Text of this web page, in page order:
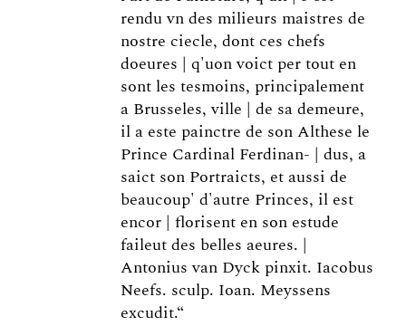
rendu vn des milieurs maistres de
nostre ciecle, dont ces chefs
doeures | q'uon voict per tout en
sont les tesmoins, principalement
a Brusseles, ville | de sa demeure,
il a este painctre de son Althese le
Prince Cardinal Ferdinan- | dus, a
saict son Portraicts, et aussi de
beaucoup' d'autre Princes, il est
encor | florisent en son estude
faileut des belles aeures. |
Antonius van Dyck pinxit. Iacobus
Neefs. sculp. Ioan. Meyssens
excudit.“